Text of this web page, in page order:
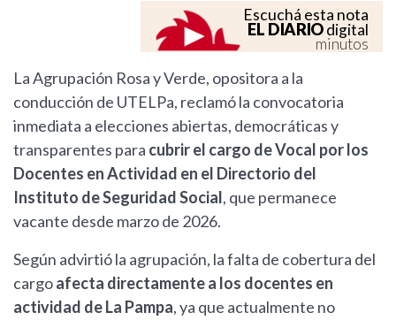
Escuchá esta nota
EL DIARIOdigital
minutos
La Agrupación Rosa y Verde, opositora a la
conducción de UTELPa, reclamó la convocatoria
inmediata a elecciones abiertas, democráticas y
transparentes para cubrir el cargo de Vocal por los
Docentes en Actividad en el Directorio del
Instituto de Seguridad Social, que permanece
vacante desde marzo de 2026.
Según advirtió la agrupación, la falta de cobertura del
cargoafecta directamente a los docentes en
actividad de La Pampa, ya que actualmente no